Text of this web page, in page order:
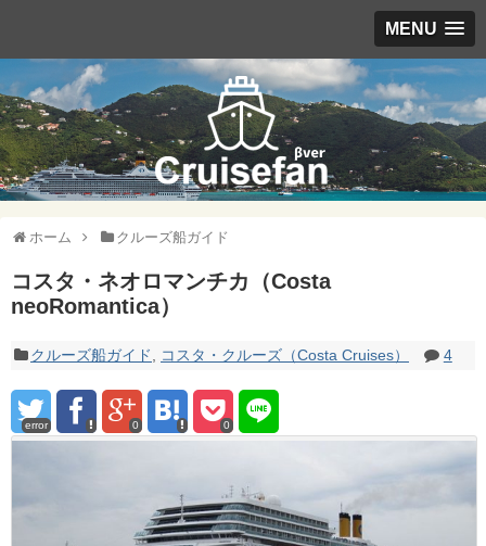
MENU
ホーム クルーズ船ガイド
コスタ・ネオロマンチカ（Costa
neoRomantica）
クルーズ船ガイド コスタ・クルーズ（Costa Cruises） 4
error 0 0